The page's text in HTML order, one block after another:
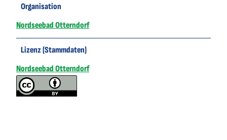
Organisation
Nordseebad Otterndorf
Lizenz (Stammdaten)
Nordseebad Otterndorf